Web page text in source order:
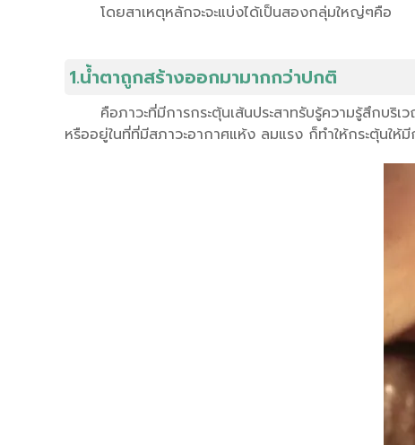
โดยสาเหตุหลักจะจะแบ่งได้เป็นสองกลุ่มใหญ่ๆคือ
1.น้ำตาถูกสร้างออกมามากกว่าปกติ
คือภาวะที่มีการกระตุ้นเส้นประสาทรับรู้ความรู้สึกบ
หรืออยู่ในที่ที่มีสภาวะอากาศแห้ง ลมแรง ก็ทำให้กระตุ้นใ